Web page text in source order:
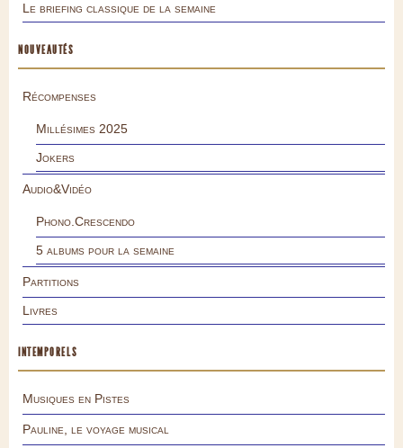
Le briefing classique de la semaine
NOUVEAUTÉS
Récompenses
Millésimes 2025
Jokers
Audio&Vidéo
Phono.Crescendo
5 albums pour la semaine
Partitions
Livres
INTEMPORELS
Musiques en Pistes
Pauline, le voyage musical